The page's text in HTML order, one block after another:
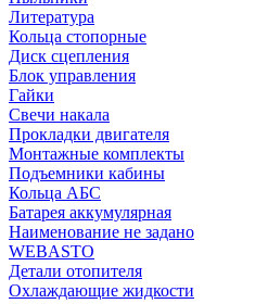
Литература
Кольца стопорные
Диск сцепления
Блок управления
Гайки
Свечи накала
Прокладки двигателя
Монтажные комплекты
Подъемники кабины
Кольца АБС
Батарея аккумулярная
Наименование не задано
WEBASTO
Детали отопителя
Охлаждающие жидкости